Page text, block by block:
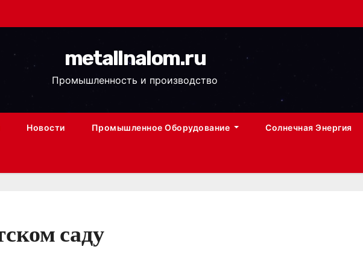
metallnalom.ru
Промышленность и производство
Новости Промышленное Оборудование Солнечная Энергия
саду